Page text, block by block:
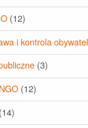
(12)
i kontrola
(3)
(12)
(14)